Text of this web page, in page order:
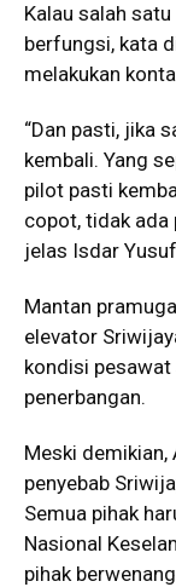
Kalau salah
berfungsi, kata
melakukan
“Dan pasti, jika
kembali. Yang
pilot pasti
copot, tidak ada
jelas Isdar
Mantan
elevator
kondisi
penerbangan.
Meski
penyebab
Semua pihak
Nasional
pihak